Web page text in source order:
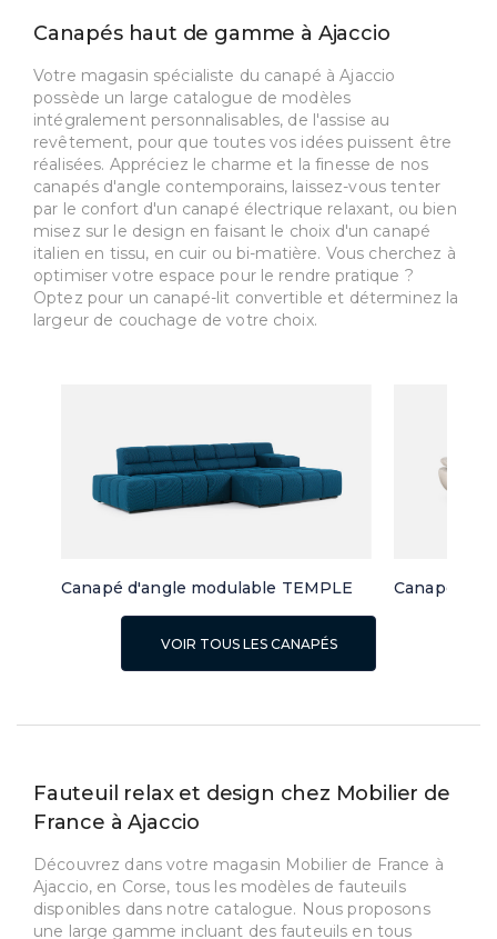
Canapés haut de gamme à Ajaccio
Votre magasin spécialiste du canapé à Ajaccio
possède un large catalogue de modèles
intégralement personnalisables, de l'assise au
revêtement, pour que toutes vos idées puissent être
réalisées. Appréciez le charme et la finesse de nos
canapés d'angle contemporains, laissez-vous tenter
par le confort d'un canapé électrique relaxant, ou bien
misez sur le design en faisant le choix d'un canapé
italien en tissu, en cuir ou bi-matière. Vous cherchez à
optimiser votre espace pour le rendre pratique ?
Optez pour un canapé-lit convertible et déterminez la
largeur de couchage de votre choix.
Canapé d'angle modulable TEMPLE Canapé
VOIR TOUS LES CANAPÉS
Fauteuil relax et design chez Mobilier de
France à Ajaccio
Découvrez dans votre magasin Mobilier de France à
Ajaccio, en Corse, tous les modèles de fauteuils
disponibles dans notre catalogue. Nous proposons
une large gamme incluant des fauteuils en tous